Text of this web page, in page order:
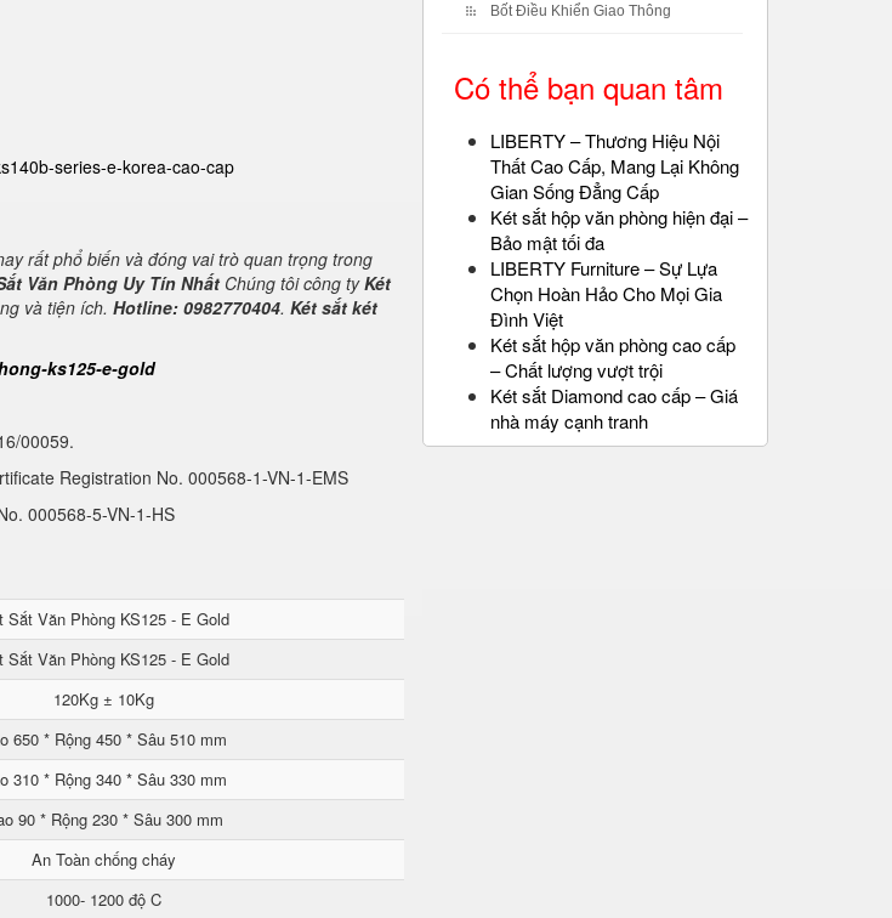
series-e-korea-cao-cap
rất phổ biến và đóng vai trò quan trọng trong
Văn Phòng Uy Tín Nhất Chúng tôi công tyKét
và tiện ích. Hotline: 0982770404. Két sắt két
ks125-e-gold
00059.
Registration No. 000568-1-VN-1-EMS
000568-5-VN-1-HS
Sắt Văn Phòng KS125 - E Gold
Sắt Văn Phòng KS125 - E Gold
120Kg ± 10Kg
650 * Rộng 450 * Sâu 510 mm
310 * Rộng 340 * Sâu 330 mm
90 * Rộng 230 * Sâu 300 mm
An Toàn chống cháy
1000- 1200 độ C
Bốt Điều Khiển Giao Thông
Có thể bạn quan tâm
LIBERTY – Thương Hiệu Nội
Thất Cao Cấp, Mang Lại Không
Gian Sống Đẳng Cấp
Két sắt hộp văn phòng hiện đại –
Bảo mật tối đa
LIBERTY Furniture – Sự Lựa
Chọn Hoàn Hảo Cho Mọi Gia
Đình Việt
Két sắt hộp văn phòng cao cấp
– Chất lượng vượt trội
Két sắt Diamond cao cấp – Giá
nhà máy cạnh tranh